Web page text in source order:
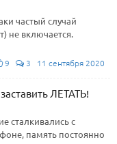
частый случай
не включается.
9 3 11 сентября 2020
ЛЕТАТЬ!
сталкивались с
память постоянно